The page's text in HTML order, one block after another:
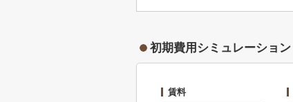
初期費用シミュレーション
賃料